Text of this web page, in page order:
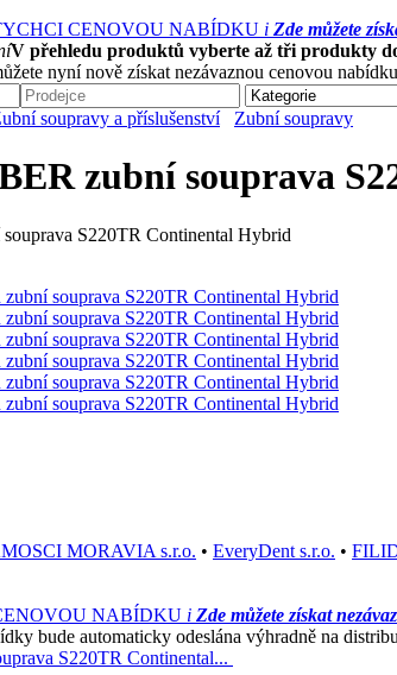
CHCI CENOVOU NABÍDKU i Zde můžete
V přehledu produktů vyberte až tři produkty
nyní nově získat nezávaznou cenovou
soupravy a příslušenství Zubní soupravy
zubní souprava
MORAVIA s.r.o. • EveryDent s.r.o. •
NABÍDKU i Zde můžete získat
bude automaticky odeslána výhradně na
S220TR Continental...